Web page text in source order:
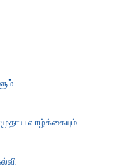
வாழ்க்கையும்